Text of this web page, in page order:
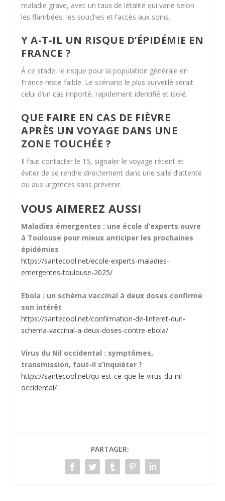
maladie grave, avec un taux de létalité qui varie selon
les flambées, les souches et l’accès aux soins.
Y A-T-IL UN RISQUE D’ÉPIDÉMIE EN
FRANCE ?
À ce stade, le risque pour la population générale en
France reste faible. Le scénario le plus surveillé serait
celui d’un cas importé, rapidement identifié et isolé.
QUE FAIRE EN CAS DE FIÈVRE
APRÈS UN VOYAGE DANS UNE
ZONE TOUCHÉE ?
Il faut contacter le 15, signaler le voyage récent et
éviter de se rendre directement dans une salle d’attente
ou aux urgences sans prévenir.
VOUS AIMEREZ AUSSI
Maladies émergentes : une école d’experts ouvre
à Toulouse pour mieux anticiper les prochaines
épidémies
https://santecool.net/ecole-experts-maladies-
emergentes-toulouse-2025/
Ebola : un schéma vaccinal à deux doses confirme
son intérêt
https://santecool.net/confirmation-de-linteret-dun-
schema-vaccinal-a-deux-doses-contre-ebola/
Virus du Nil occidental : symptômes,
transmission, faut-il s’inquiéter ?
https://santecool.net/qu-est-ce-que-le-virus-du-nil-
occidental/
PARTAGER: